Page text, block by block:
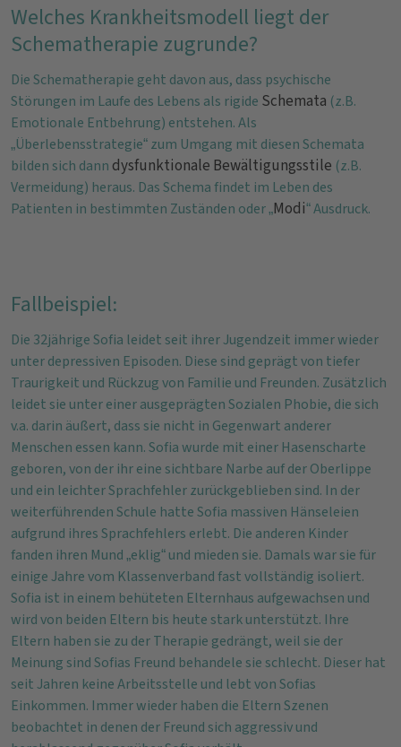
Welches Krankheitsmodell liegt der
Schematherapie zugrunde?
Die Schematherapie geht davon aus, dass psychische
Störungen im Laufe des Lebens als rigide Schemata (z.B.
Emotionale Entbehrung) entstehen. Als
„Überlebensstrategie“ zum Umgang mit diesen Schemata
bilden sich dann dysfunktionale Bewältigungsstile (z.B.
Vermeidung) heraus. Das Schema findet im Leben des
Patienten in bestimmten Zuständen oder „Modi“ Ausdruck.
Fallbeispiel:
Die 32jährige Sofia leidet seit ihrer Jugendzeit immer wieder
unter depressiven Episoden. Diese sind geprägt von tiefer
Traurigkeit und Rückzug von Familie und Freunden. Zusätzlich
leidet sie unter einer ausgeprägten Sozialen Phobie, die sich
v.a. darin äußert, dass sie nicht in Gegenwart anderer
Menschen essen kann. Sofia wurde mit einer Hasenscharte
geboren, von der ihr eine sichtbare Narbe auf der Oberlippe
und ein leichter Sprachfehler zurückgeblieben sind. In der
weiterführenden Schule hatte Sofia massiven Hänseleien
aufgrund ihres Sprachfehlers erlebt. Die anderen Kinder
fanden ihren Mund „eklig“ und mieden sie. Damals war sie für
einige Jahre vom Klassenverband fast vollständig isoliert.
Sofia ist in einem behüteten Elternhaus aufgewachsen und
wird von beiden Eltern bis heute stark unterstützt. Ihre
Eltern haben sie zu der Therapie gedrängt, weil sie der
Meinung sind Sofias Freund behandele sie schlecht. Dieser hat
seit Jahren keine Arbeitsstelle und lebt von Sofias
Einkommen. Immer wieder haben die Eltern Szenen
beobachtet in denen der Freund sich aggressiv und